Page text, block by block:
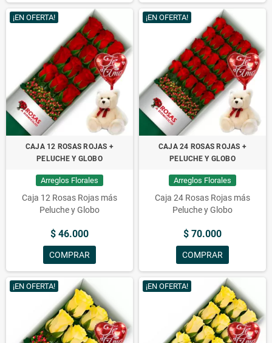
¡EN OFERTA!
CAJA 12 ROSAS ROJAS +
PELUCHE Y GLOBO
Arreglos Florales
Caja 12 Rosas Rojas más
Peluche y Globo
$ 46.000
COMPRAR
¡EN OFERTA!
CAJA 24 ROSAS ROJAS +
PELUCHE Y GLOBO
Arreglos Florales
Caja 24 Rosas Rojas más
Peluche y Globo
$ 70.000
COMPRAR
¡EN OFERTA! ¡EN OFERTA!